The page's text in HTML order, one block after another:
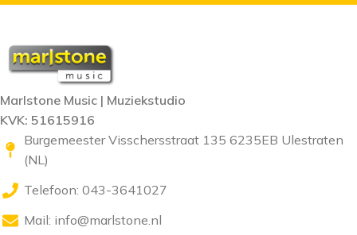
Marlstone Music | Muziekstudio
KVK: 51615916
Burgemeester Visschersstraat 135 6235EB Ulestraten
(NL)
Telefoon: 043-3641027
Mail: info@marlstone.nl